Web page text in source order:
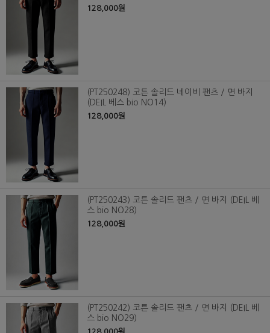
128,000원
(PT250248) 코튼 솔리드 네이비 팬츠 / 면 바지
(DEIL 베스 bio NO14)
128,000원
(PT250243) 코튼 솔리드 팬츠 / 면 바지 (DEIL 베
스 bio NO28)
128,000원
(PT250242) 코튼 솔리드 팬츠 / 면 바지 (DEIL 베
스 bio NO29)